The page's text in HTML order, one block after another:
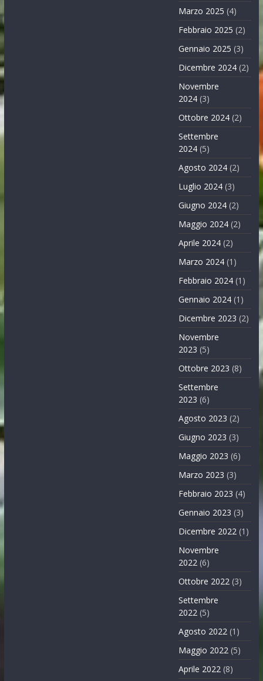
Marzo 2025 (4)
Febbraio 2025 (2)
Gennaio 2025 (3)
Dicembre 2024 (2)
Novembre
2024 (3)
Ottobre 2024 (2)
Settembre
2024 (5)
Agosto 2024 (2)
Luglio 2024 (3)
Giugno 2024 (2)
Maggio 2024 (2)
Aprile 2024 (2)
Marzo 2024 (1)
Febbraio 2024 (1)
Gennaio 2024 (1)
Dicembre 2023 (2)
Novembre
2023 (5)
Ottobre 2023 (8)
Settembre
2023 (6)
Agosto 2023 (2)
Giugno 2023 (3)
Maggio 2023 (6)
Marzo 2023 (3)
Febbraio 2023 (4)
Gennaio 2023 (3)
Dicembre 2022 (1)
Novembre
2022 (6)
Ottobre 2022 (3)
Settembre
2022 (5)
Agosto 2022 (1)
Maggio 2022 (5)
Aprile 2022 (8)